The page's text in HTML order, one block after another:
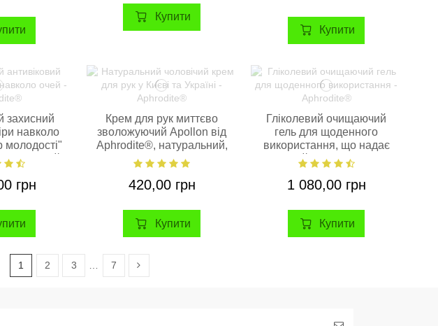
Купити
Купити
захисний
навколо
молодості"
грн
Крем для рук миттєво
зволожуючий Apollon від
Aphrodite®, натуральний,
75 мл.
420,00 грн
Купити
Гліколевий очищаючий
гель для щоденного
використання, що надає
шкірі сяйво Aphrodite®,...
1 080,00 грн
Купити
1 2 3 7